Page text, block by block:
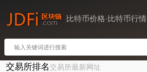
比特币价格·比特币行情
交易所排名交易所最新网址